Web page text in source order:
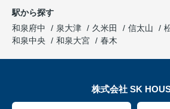
駅から探す
和泉府中
泉大津 久米田 信太山
和泉中央
和泉大宮 春木
株式会社 SK